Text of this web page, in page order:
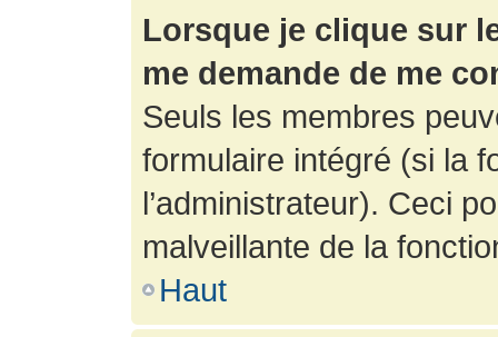
Lorsque je clique sur
me demande de me
Seuls les membres
formulaire intégré (si la
l’administrateur). Ceci
malveillante de la
Haut